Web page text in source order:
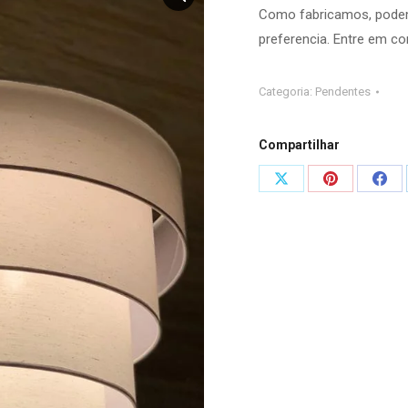
Como fabricamos,
preferencia. Entre em
Categoria: Pendentes
Compartilhar
Compartilhar